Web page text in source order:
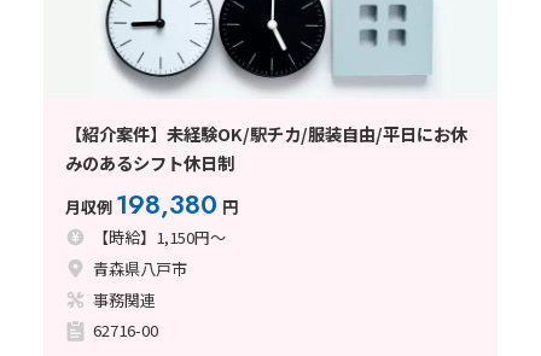
【紹介案件】未経験OK/駅チカ/服装自由/平日にお休
みのあるシフト休日制
月収例 198,380 円
【時給】1,150円～
青森県八戸市
事務関連
62716-00